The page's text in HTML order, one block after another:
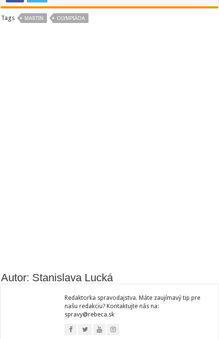
Tags MARTIN OLYMPIÁDA
Autor: Stanislava Lucká
Redaktorka spravodajstva. Máte zaujímavý tip pre
našu redakciu? Kontaktujte nás na:
spravy@rebeca.sk